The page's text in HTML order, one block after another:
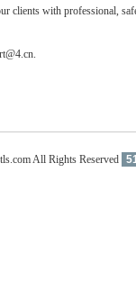
clients with professional,
All Rights Reserved